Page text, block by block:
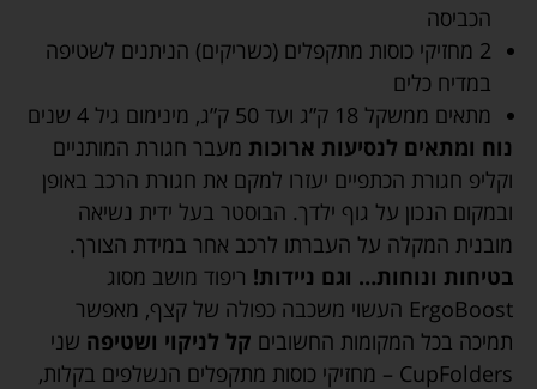
הכביסה
2 מחזיקי כוסות מתקפלים (כשריקים) הניתנים לשטיפה
במדיח כלים
מתאים ממשקל 18 ק”ג ועד 50 ק”ג, מינימום גיל 4 שנים
נוח ומתאים לנסיעות ארוכות מעבר חגורת המותניים
וקליפ חגורת הכתפיים יעזרו למקם את חגורת הרכב באופן
ובמקום הנכון על גוף ילדך. הבוסטר בעל ידית נשיאה
מובנית המקלה על העברתו לרכב אחר במידת הצורך.
בטיחות ונוחות… וגם ניידות! ריפוד מושב מסוג
ErgoBoost העשוי משכבה כפולה של קצף, מאפשר
תמיכה בכל המקומות החשובים קל לניקוי ושטיפה שני
CupFolders – מחזיקי כוסות מתקפלים הנשלפים בקלות,